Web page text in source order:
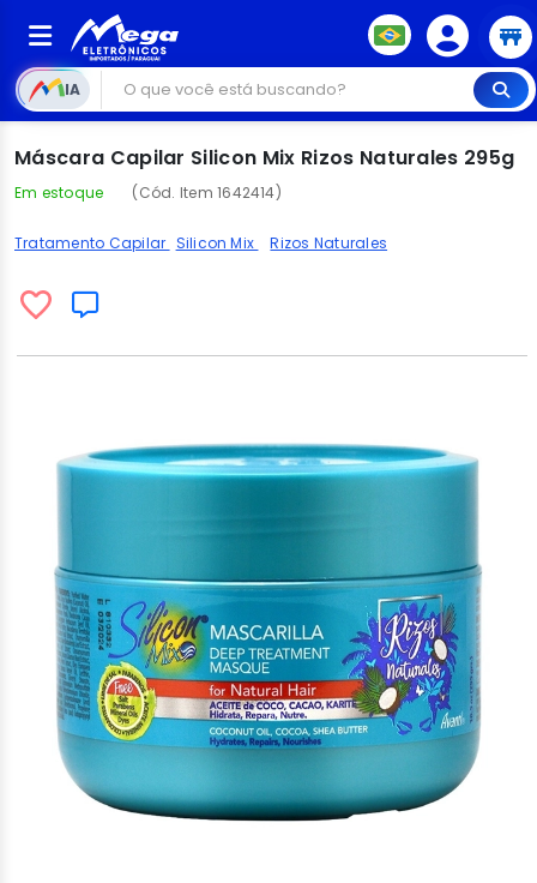
IA
Máscara Capilar Silicon Mix Rizos Naturales 295g
Em estoque (Cód. Item 1642414)
Tratamento Capilar Silicon Mix Rizos Naturales